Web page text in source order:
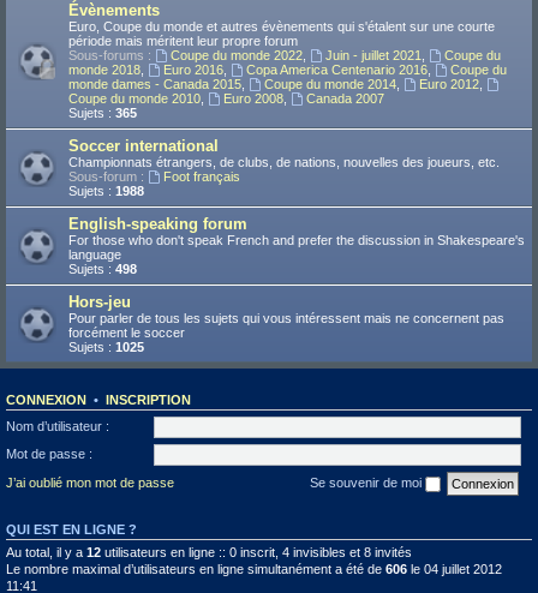
Évènements
Euro, Coupe du monde et autres évènements qui s'étalent sur une courte
période mais méritent leur propre forum
Sous-forums :
Coupe du monde 2022, Juin - juillet 2021
Coupe du
monde 2018
Euro 2016, Copa America Centenario 2016,
Coupe du
monde dames - Canada 2015
Coupe du monde 2014, Euro 2012,
Coupe du monde 2010
Euro 2008,
Canada 2007
Sujets : 365
Soccer international
Championnats étrangers, de clubs, de nations, nouvelles des joueurs, etc.
Sous-forum :
Foot français
Sujets : 1988
English-speaking forum
For those who don't speak French and prefer the discussion in Shakespeare's
language
Sujets : 498
Hors-jeu
Pour parler de tous les sujets qui vous intéressent mais ne concernent pas
forcément le soccer
Sujets : 1025
CONNEXION • INSCRIPTION
Nom d’utilisateur :
Mot de passe :
J’ai oublié mon mot de passe
Se souvenir de moi
QUI EST EN LIGNE ?
Au total, il y a 12 utilisateurs en ligne :: 0 inscrit, 4 invisibles et 8 invités
Le nombre maximal d’utilisateurs en ligne simultanément a été de 606 le 04 juillet 2012
11:41